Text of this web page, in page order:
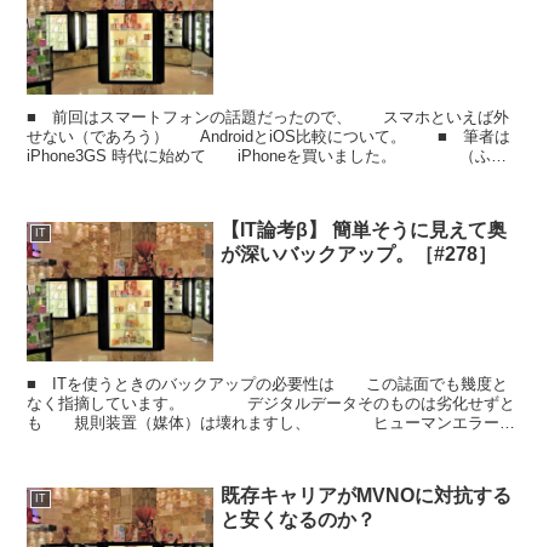
■ 前回はスマートフォンの話題だったので、 スマホといえば外
せない（であろう） AndroidとiOS比較について。 ■ 筆者は
iPhone3GS 時代に始めて iPhoneを買いました。 （ふら
IT
【IT論考β】 簡単そうに見えて奥
が深いバックアップ。［#278］
■ ITを使うときのバックアップの必要性は この誌面でも幾度と
なく指摘しています。 デジタルデータそのものは劣化せずと
も 規則装置（媒体）は壊れますし、 ヒューマンエラーで
IT
既存キャリアがMVNOに対抗する
と安くなるのか？